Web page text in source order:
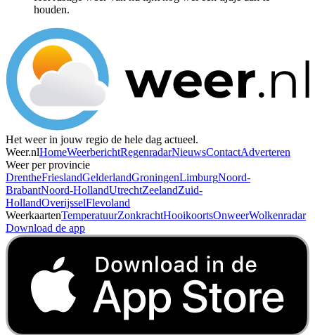
houden.
Het weer in jouw regio de hele dag actueel.
Weer.nlHomeWeerberichtRegenradarNieuwsContactAdverteren
Weer per provincie
DrentheFrieslandGelderlandGroningenLimburgNoord-
BrabantNoord-HollandUtrechtZeelandZuid-
HollandOverijsselFlevoland
WeerkaartenTemperatuurZonkrachtHooikoortsOnweerWolkenradar
Download de app